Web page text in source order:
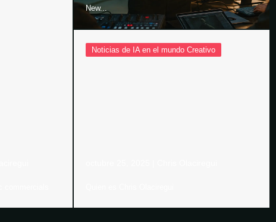
New...
Noticias de IA en el mundo Creativo